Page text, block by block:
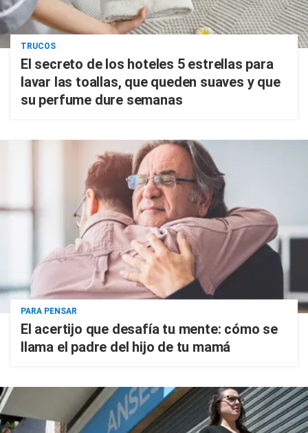
TRUCOS
El secreto de los hoteles 5 estrellas para
lavar las toallas, que queden suaves y que
su perfume dure semanas
PARA PENSAR
El acertijo que desafía tu mente: cómo se
llama el padre del hijo de tu mamá